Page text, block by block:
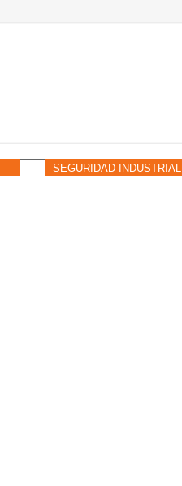
SEGURIDAD INDUSTRIAL